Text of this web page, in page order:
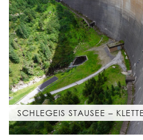
SCHLEGEIS STAUSEE –